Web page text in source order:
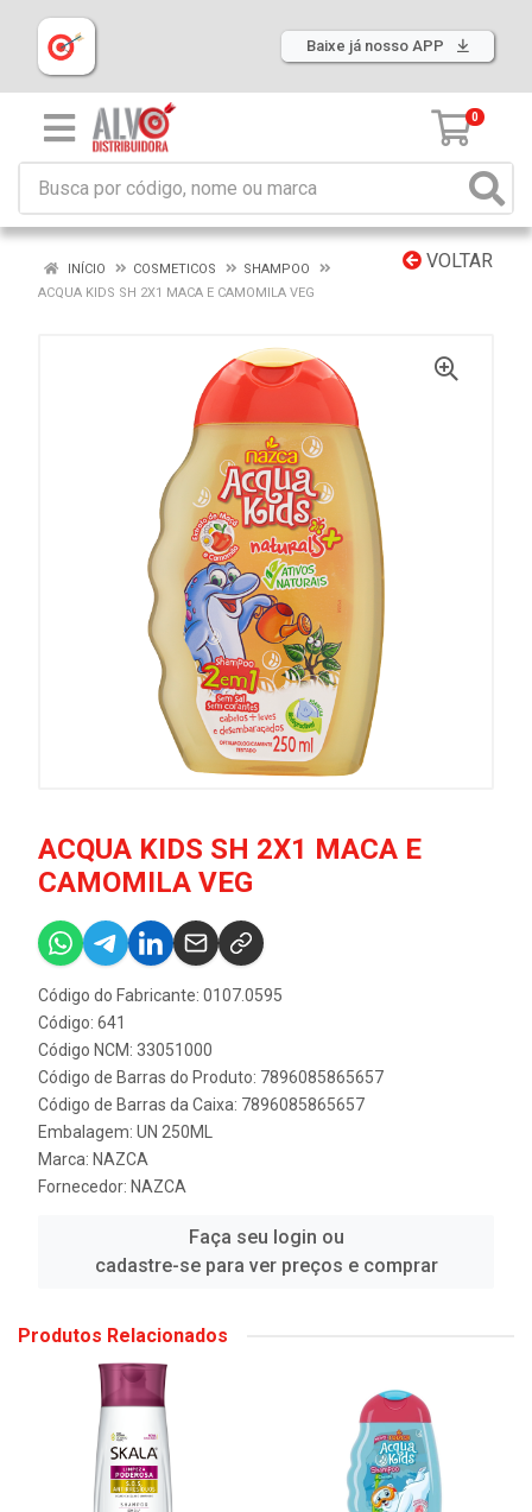
Baixe já nosso APP
0
VOLTAR
INÍCIO COSMETICOS
SHAMPOO
ACQUA KIDS SH 2X1 MACA E CAMOMILA VEG
ACQUA KIDS SH 2X1 MACA E
CAMOMILA VEG
Código do Fabricante: 0107.0595
Código: 641
Código NCM: 33051000
Código de Barras do Produto: 7896085865657
Código de Barras da Caixa: 7896085865657
Embalagem: UN 250ML
Marca: NAZCA
Fornecedor: NAZCA
Faça seu login ou
cadastre-se para ver preços e comprar
Produtos Relacionados